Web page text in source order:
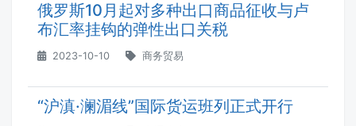
俄罗斯10月起对多种出口商品征收与卢
布汇率挂钩的弹性出口关税
2023-10-10 商务贸易
“沪滇·澜湄线”国际货运班列正式开行